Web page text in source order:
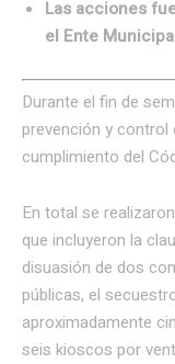
Las acciones
el Ente
Durante el fin de
prevención y control
cumplimiento del
En total se
que incluyeron la
disuasión de dos
públicas, el
aproximadamente
seis kioscos por